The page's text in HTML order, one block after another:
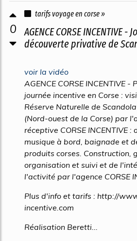
0
tarifs voyage en corse »
AGENCE CORSE INCENTIVE -
découverte privative de
voir la vidéo
AGENCE CORSE INCENTIVE
journée incentive en Corse :
Réserve Naturelle de
(Nord-ouest de la Corse) par
réceptive CORSE INCENTIVE :
musique à bord, baignade et
produits corses. Construction,
organisation et suivi et de
l'activité par l'agence CORSE
Plus d'info et tarifs : http://
incentive.com
Réalisation Beretti...